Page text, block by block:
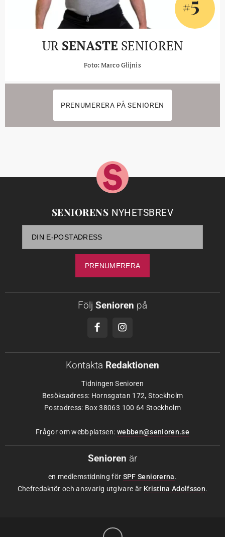
#
UR SENASTE SENIOREN
Foto: Marco Glijnis
PRENUMERERA PÅ SENIOREN
SENIORENS NYHETSBREV
Följ Senioren på
Kontakta Redaktionen
Tidningen Senioren
Besöksadress: Hornsgatan 172, Stockholm
Postadress: Box 38063 100 64 Stockholm
Frågor om webbplatsen: webben@senioren.se
Senioren är
en medlemstidning för SPF Seniorerna.
Chefredaktör och ansvarig utgivare är Kristina Adolfsson.